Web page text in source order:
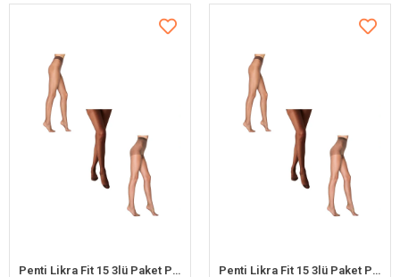
Penti Likra Fit 15 3lü Paket Parlak Külotlu Çorap XL (Kestane-Mürdüm-Kızıl Siyah) Penti Likra Fit 15 3lü Paket Parlak Külotlu Çorap M (Kestane-Mürdüm-Kızıl Siyah)